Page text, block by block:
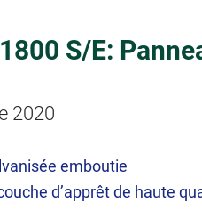
n
S/E:
2020
emboutie
d’apprêt de haute